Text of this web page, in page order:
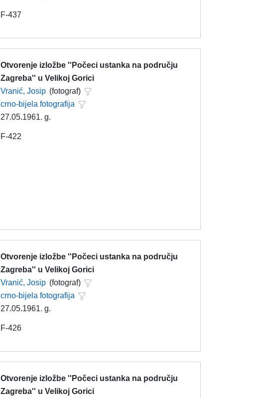
F-437
Otvorenje izložbe ''Počeci ustanka na području
Zagreba'' u Velikoj Gorici
Vranić, Josip (fotograf)
crno-bijela fotografija
27.05.1961. g.
F-422
Otvorenje izložbe ''Počeci ustanka na području
Zagreba'' u Velikoj Gorici
Vranić, Josip (fotograf)
crno-bijela fotografija
27.05.1961. g.
F-426
Otvorenje izložbe ''Počeci ustanka na području
Zagreba'' u Velikoj Gorici